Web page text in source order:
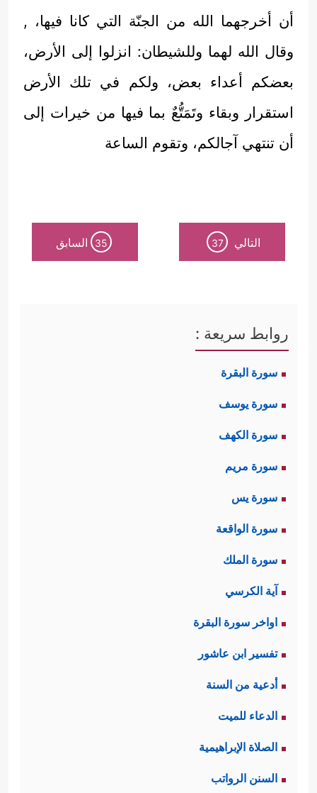
أن أخرجهما الله من الجنّة التي كانا فيها، ,
وقال الله لهما وللشيطان: انزلوا إلى الأرض،
بعضكم أعداء بعض، ولكم في تلك الأرض
استقرار وبقاء وتَمَتُّعٌ بما فيها من خيرات إلى
أن تنتهي آجالكم، وتقوم الساعة
التالي 37
35 السابق
روابط سريعة :
سورة البقرة
سورة يوسف
سورة الكهف
سورة مريم
سورة يس
سورة الواقعة
سورة الملك
آية الكرسي
اواخر سورة البقرة
تفسير ابن عاشور
أدعية من السنة
الدعاء للميت
الصلاة الإبراهيمية
السنن الرواتب